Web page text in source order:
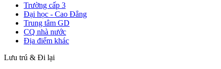
Trường cấp 3
Đại học - Cao Đẳng
Trung tâm GD
CQ nhà nước
Địa điểm khác
Lưu trú & Đi lại